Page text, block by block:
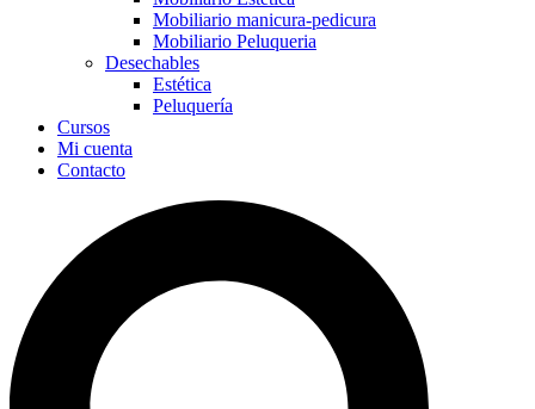
Mobiliario manicura-pedicura
Mobiliario Peluqueria
Desechables
Estética
Peluquería
Cursos
Mi cuenta
Contacto